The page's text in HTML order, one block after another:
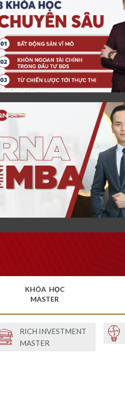
KHÓA HỌC
MASTER
RICH INVESTMENT
MASTER